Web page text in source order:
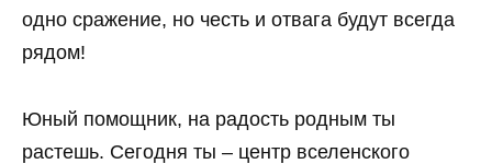
одно сражение, но честь и отвага будут всегда
рядом!
Юный помощник, на радость родным ты
растешь. Сегодня ты – центр вселенского